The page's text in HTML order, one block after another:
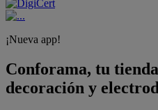
¡Nueva app!
Conforama, tu
decoración y